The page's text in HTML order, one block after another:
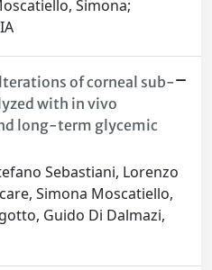
Simona;
of corneal sub-
with in vivo
long-term glycemic
Sebastiani, Lorenzo
Simona Moscatiello,
Guido Di Dalmazi,